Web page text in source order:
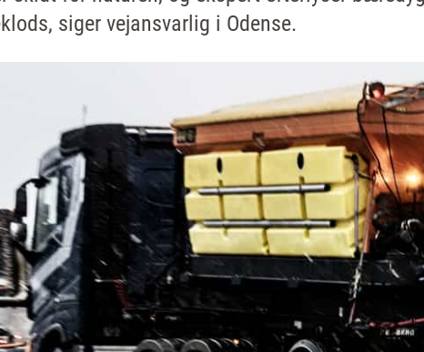
siger vejansvarlig i Odense.